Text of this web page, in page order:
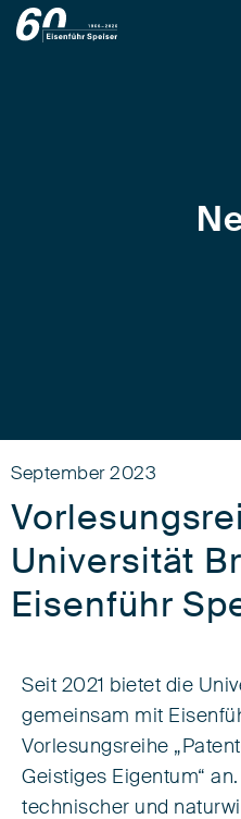
September 2023
Universität
Eisenführ
Seit 2021 bietet die
gemeinsam mit
Vorlesungsreihe
Geistiges Eigentum“
technischer und